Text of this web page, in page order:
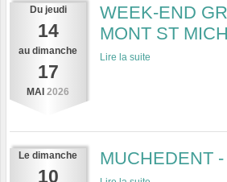
Du jeudi
14
au dimanche
17
MAI 2026
WEEK-END
MONT ST
Lire la suite
Le dimanche
10
MUCHEDENT